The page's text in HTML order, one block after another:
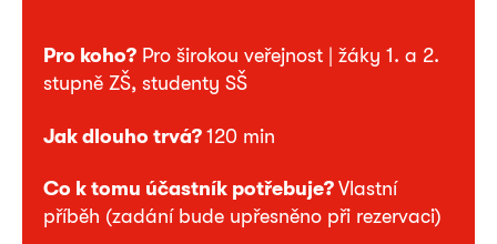
Pro koho? Pro širokou veřejnost | žáky 1. a 2.
stupně ZŠ, studenty SŠ
Jak dlouho trvá?120 min
Co k tomu účastník potřebuje?Vlastní
příběh (zadání bude upřesněno při rezervaci)